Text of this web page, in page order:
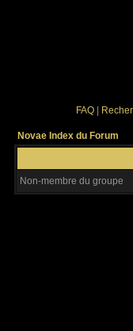
FAQ
Novae Index du Forum
Non-membre du groupe